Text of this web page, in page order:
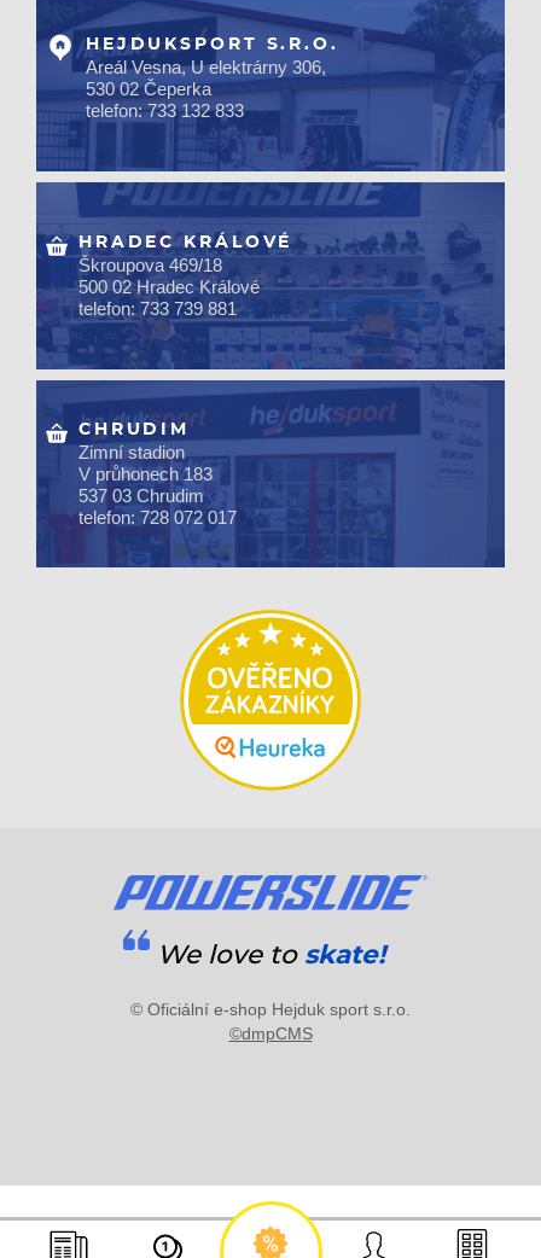
HEJDUKSPORT S.R.O.
Areál Vesna, U elektrárny 306,
530 02 Čeperka
telefon: 733 132 833
HRADEC KRÁLOVÉ
Škroupova 469/18
500 02 Hradec Králové
telefon: 733 739 881
CHRUDIM
Zimní stadion
V průhonech 183
537 03 Chrudim
telefon: 728 072 017
We love to skate!
© Oficiální e-shop Hejduk sport s.r.o.
©dmpCMS